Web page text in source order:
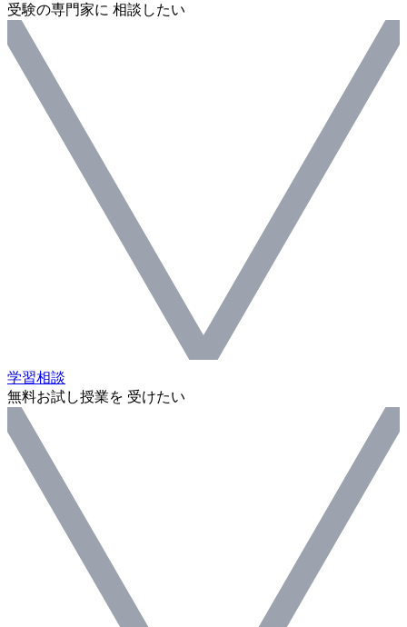
受験の専門家に 相談したい
学習相談
無料お試し授業を 受けたい